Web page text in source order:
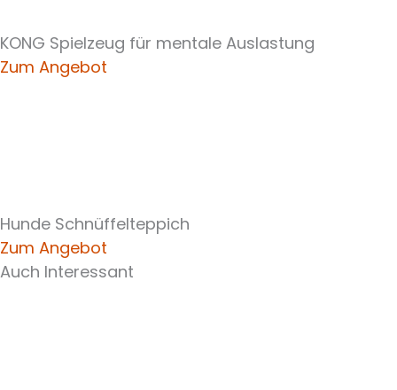
KONG Spielzeug für mentale Auslastung
Zum Angebot
Hunde Schnüffelteppich
Zum Angebot
Auch Interessant